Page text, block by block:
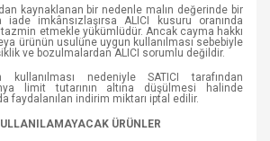
kaynaklanan bir nedenle malın değerinde bir
imkânsızlaşırsa ALICI kusuru oranında
tazmin etmekle yükümlüdür. Ancak cayma hakkı
ürünün usulüne uygun kullanılması sebebiyle
ve bozulmalardan ALICI sorumlu değildir.
kullanılması nedeniyle SATICI tarafından
limit tutarının altına düşülmesi halinde
faydalanılan indirim miktarı iptal edilir.
ÜRÜNLER